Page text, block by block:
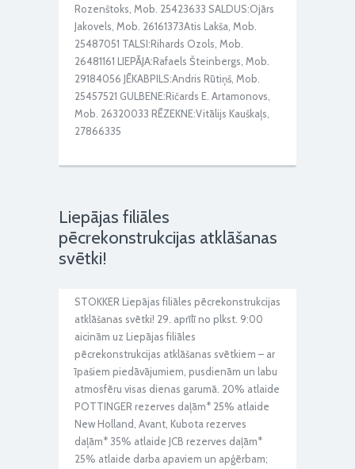
Rozenštoks, Mob. 25423633 SALDUS:Ojārs
Jakovels, Mob. 26161373Atis Lakša, Mob.
25487051 TALSI:Rihards Ozols, Mob.
26481161 LIEPĀJA:Rafaels Šteinbergs, Mob.
29184056 JĒKABPILS:Andris Rūtiņš, Mob.
25457521 GULBENE:Ričards E. Artamonovs,
Mob. 26320033 RĒZEKNE:Vitālijs Kauškaļs,
27866335
Liepājas filiāles
pēcrekonstrukcijas atklāšanas
svētki!
STOKKER Liepājas filiāles pēcrekonstrukcijas
atklāšanas svētki! 29. aprīlī no plkst. 9:00
aicinām uz Liepājas filiāles
pēcrekonstrukcijas atklāšanas svētkiem – ar
īpašiem piedāvājumiem, pusdienām un labu
atmosfēru visas dienas garumā. 20% atlaide
POTTINGER rezerves daļām* 25% atlaide
New Holland, Avant, Kubota rezerves
daļām* 35% atlaide JCB rezerves daļām*
25% atlaide darba apaviem un apģērbam;